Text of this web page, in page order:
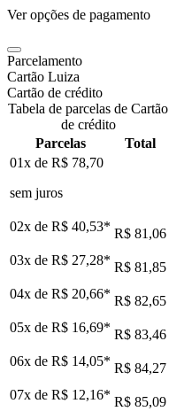
Ver opções de pagamento
Parcelamento
Cartão Luiza
Cartão de crédito
Tabela de parcelas de Cartão
de crédito
Parcelas
Total
01x de R$ 78,70
sem juros
02x de R$ 40,53* R$ 81,06
03x de R$ 27,28* R$ 81,85
04x de R$ 20,66* R$ 82,65
05x de R$ 16,69* R$ 83,46
06x de R$ 14,05* R$ 84,27
07x de R$ 12,16* R$ 85,09